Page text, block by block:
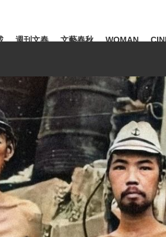
監督に... 「最悪の空気のま
観る
週刊文春 文藝春秋 WOMAN
#後藤真希 #森岡毅 #城彰二 #